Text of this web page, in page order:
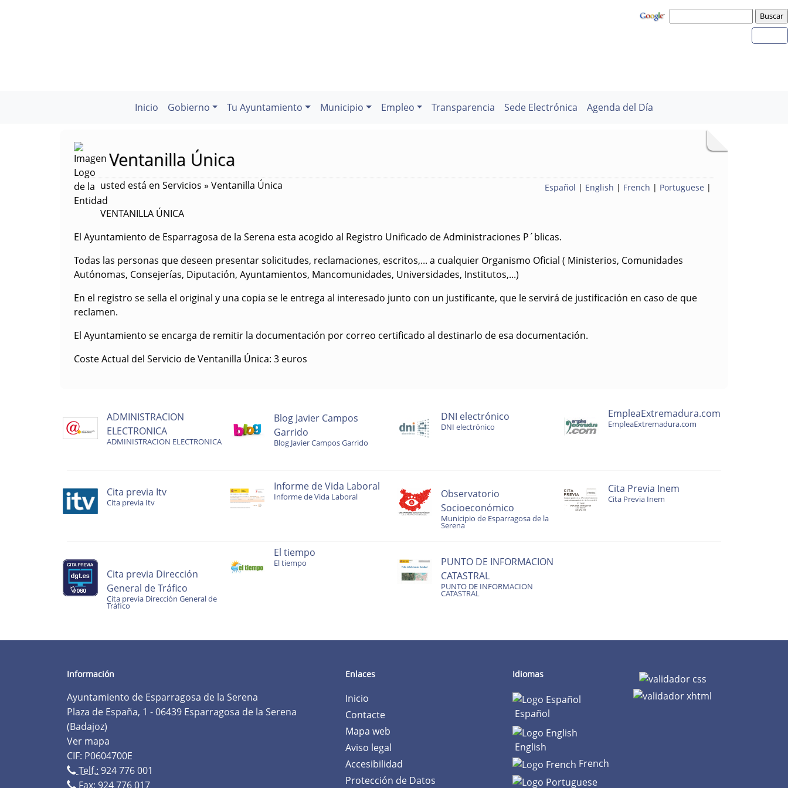
Inicio Gobierno Tu Ayuntamiento Municipio Empleo Transparencia Sede Electrónica Agenda del Día
Ventanilla Única
Español | English | French | Portuguese |
usted está en Servicios » Ventanilla Única
VENTANILLA ÚNICA
El Ayuntamiento de Esparragosa de la Serena esta acogido al Registro Unificado de Administraciones P´blicas.
Todas las personas que deseen presentar solicitudes, reclamaciones, escritos,... a cualquier Organismo Oficial ( Ministerios, Comunidades
Autónomas, Consejerías, Diputación, Ayuntamientos, Mancomunidades, Universidades, Institutos,...)
En el registro se sella el original y una copia se le entrega al interesado junto con un justificante, que le servirá de justificación en caso de que
reclamen.
El Ayuntamiento se encarga de remitir la documentación por correo certificado al destinarlo de esa documentación.
Coste Actual del Servicio de Ventanilla Única: 3 euros
ADMINISTRACION
ELECTRONICA
ADMINISTRACION ELECTRONICA
Blog Javier Campos
Garrido
Blog Javier Campos Garrido
DNI electrónico
DNI electrónico
EmpleaExtremadura.com
EmpleaExtremadura.com
Cita previa Itv
Cita previa Itv
Informe de Vida Laboral
Informe de Vida Laboral
Observatorio
Socioeconómico
Municipio de Esparragosa de la
Serena
Cita Previa Inem
Cita Previa Inem
Cita previa Dirección
General de Tráfico
Cita previa Dirección General de
Tráfico
El tiempo
El tiempo
PUNTO DE INFORMACION
CATASTRAL
PUNTO DE INFORMACION
CATASTRAL
Información
Ayuntamiento de Esparragosa de la Serena
Plaza de España, 1 - 06439 Esparragosa de la Serena
(Badajoz)
Ver mapa
CIF: P0604700E
Telf.: 924 776 001
Fax: 924 776 017
Enlaces
Inicio
Contacte
Mapa web
Aviso legal
Accesibilidad
Protección de Datos
Idiomas
Español
English
French